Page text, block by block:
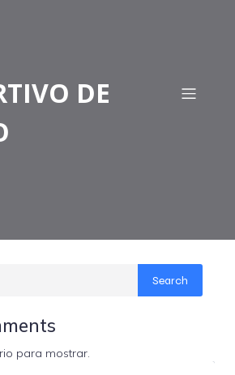
DE
Search
para mostrar.